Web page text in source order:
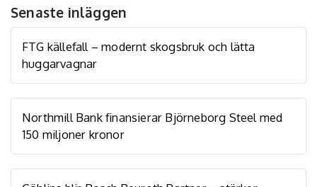
Senaste inläggen
FTG källefall – modernt skogsbruk och lätta
huggarvagnar
Northmill Bank finansierar Björneborg Steel med
150 miljoner kronor